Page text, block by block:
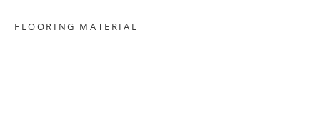
FLOORING MATERIAL